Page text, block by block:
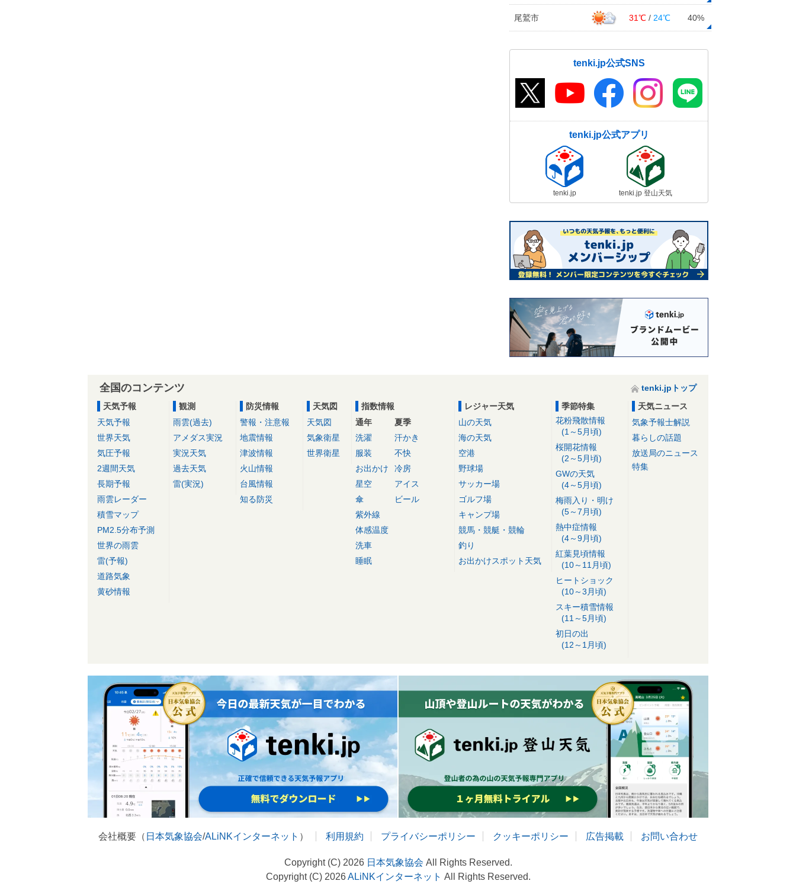
尾鷲市 31℃ / 24℃ 40%
tenki.jp公式SNS
tenki.jp公式アプリ
tenki.jp tenki.jp 登山天気
全国のコンテンツ
tenki.jpトップ
天気予報
天気予報
世界天気
気圧予報
2週間天気
長期予報
雨雲レーダー
積雪マップ
PM2.5分布予測
世界の雨雲
雷(予報)
道路気象
黄砂情報
観測
雨雲(過去)
アメダス実況
実況天気
過去天気
雷(実況)
防災情報
警報・注意報
地震情報
津波情報
火山情報
台風情報
知る防災
天気図
天気図
気象衛星
世界衛星
指数情報
通年
洗濯
服装
お出かけ
星空
傘
紫外線
体感温度
洗車
睡眠
夏季
汗かき
不快
冷房
アイス
ビール
レジャー天気
山の天気
海の天気
空港
野球場
サッカー場
ゴルフ場
キャンプ場
競馬・競艇・競輪
釣り
お出かけスポット天気
季節特集
花粉飛散情報
(1～5月頃)
桜開花情報
(2～5月頃)
GWの天気
(4～5月頃)
梅雨入り・明け
(5～7月頃)
熱中症情報
(4～9月頃)
紅葉見頃情報
(10～11月頃)
ヒートショック
(10～3月頃)
スキー積雪情報
(11～5月頃)
初日の出
(12～1月頃)
天気ニュース
気象予報士解説
暮らしの話題
放送局のニュース
特集
会社概要（ 日本気象協会/ALiNKインターネット ） 利用規約 プライバシーポリシー クッキーポリシー 広告掲載 お問い合わせ
Copyright (C) 2026 日本気象協会 All Rights Reserved.
Copyright (C) 2026ALiNKインターネット All Rights Reserved.